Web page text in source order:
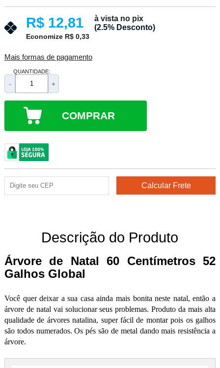
R$ 12,81
à vista no pix
(2.5% Desconto)
Economize R$ 0,33
Mais formas de pagamento
QUANTIDADE:
- +
COMPRAR
Descrição do Produto
Árvore de Natal 60 Centímetros 52
Galhos Global
Você quer deixar a sua casa ainda mais bonita neste natal, então a
rvore de natal vai solucionar seus problemas. Produto da mais alta
qualidade de árvores natalina, super fácil de montar pois os galhos
são todos numerados. Os pés são de metal dando mais resistência a
rvore.